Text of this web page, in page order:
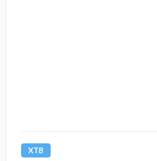
XTB